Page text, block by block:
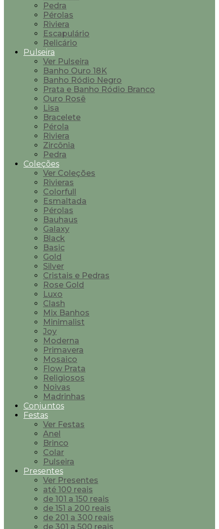
Pedra
Pérolas
Riviera
Escapulário
Relicário
Pulseira
Ver Pulseira
Banho Ouro 18K
Banho Ródio Negro
Prata e Banho Ródio Branco
Ouro Rosê
Lisa
Bracelete
Pérola
Riviera
Zircônia
Pedra
Coleções
Ver Coleções
Rivieras
Colorfull
Esmaltada
Pérolas
Bauhaus
Galaxy
Black
Basic
Gold
Silver
Cristais e Pedras
Rose Gold
Luxo
Clash
Mix Banhos
Minimalist
Joy
Moderna
Primavera
Mosaico
Flow Prata
Religiosos
Noivas
Madrinhas
Conjuntos
Festas
Ver Festas
Anel
Brinco
Colar
Pulseira
Presentes
Ver Presentes
até 100 reais
de 101 a 150 reais
de 151 a 200 reais
de 201 a 300 reais
de 301 a 500 reais